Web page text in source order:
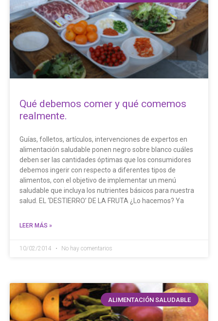
Qué debemos comer y qué comemos
realmente.
Guías, folletos, artículos, intervenciones de expertos en
alimentación saludable ponen negro sobre blanco cuáles
deben ser las cantidades óptimas que los consumidores
debemos ingerir con respecto a diferentes tipos de
alimentos, con el objetivo de implementar un menú
saludable que incluya los nutrientes básicos para nuestra
salud. EL ‘DESTIERRO’ DE LA FRUTA ¿Lo hacemos? Ya
LEER MÁS »
10/02/2014 No hay comentarios
ALIMENTACIÓN SALUDABLE